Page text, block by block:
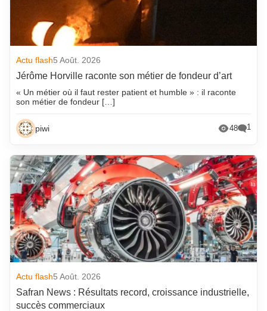
Actu flash5 Août. 2026
Jérôme Horville raconte son métier de fondeur d’art
« Un métier où il faut rester patient et humble » : il raconte
son métier de fondeur […]
piwi 48 1
Actu flash5 Août. 2026
Safran News : Résultats record, croissance industrielle,
succès commerciaux